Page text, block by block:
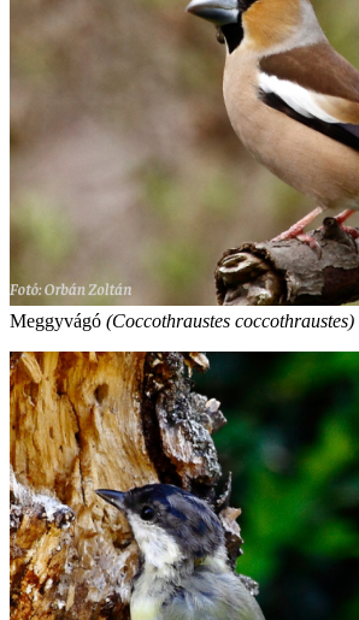
Meggyvágó (Coccothraustes coccothraustes)